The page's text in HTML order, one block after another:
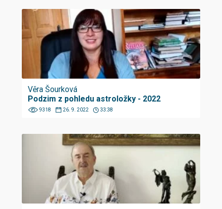
Věra Šourková
Podzim z pohledu astroložky - 2022
9318 26. 9. 2022 33:38